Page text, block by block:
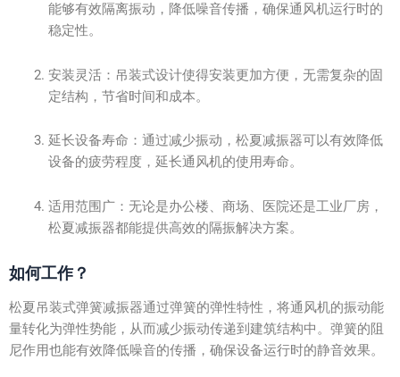
能够有效隔离振动，降低噪音传播，确保通风机运行时的
稳定性。
安装灵活：吊装式设计使得安装更加方便，无需复杂的固
定结构，节省时间和成本。
延长设备寿命：通过减少振动，松夏减振器可以有效降低
设备的疲劳程度，延长通风机的使用寿命。
适用范围广：无论是办公楼、商场、医院还是工业厂房，
松夏减振器都能提供高效的隔振解决方案。
如何工作？
松夏吊装式弹簧减振器通过弹簧的弹性特性，将通风机的振动能
量转化为弹性势能，从而减少振动传递到建筑结构中。弹簧的阻
尼作用也能有效降低噪音的传播，确保设备运行时的静音效果。